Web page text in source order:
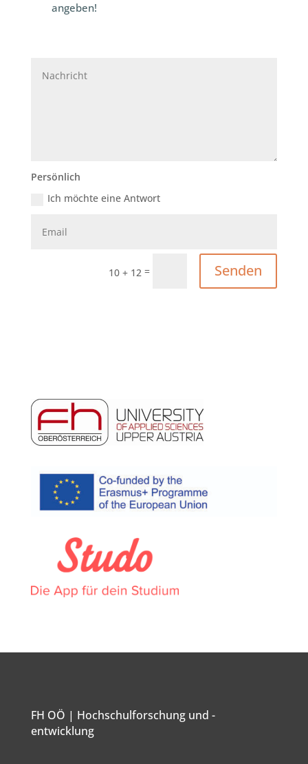
angeben!
Persönlich
Ich möchte eine Antwort
10 + 12 = Senden
FH OÖ | Hochschulforschung und -
entwicklung